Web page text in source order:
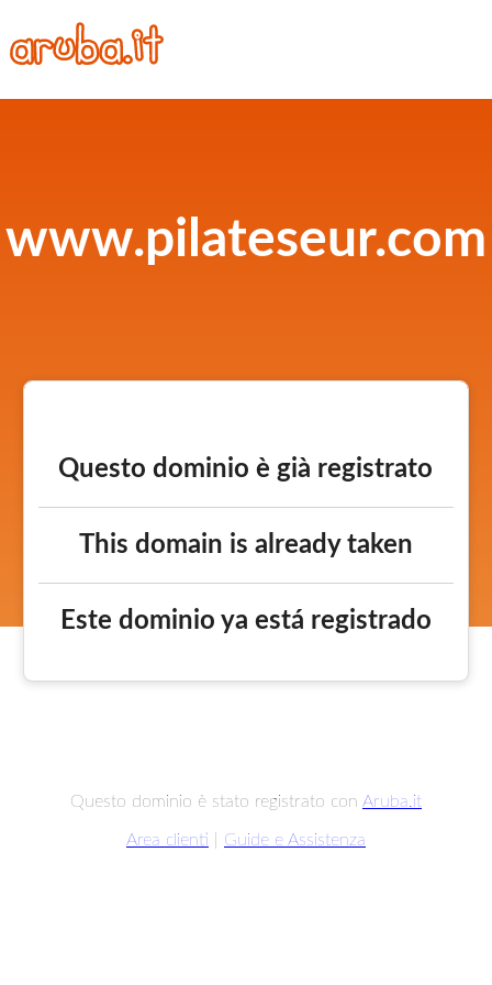
www.pilateseur.com
Questo dominio è già registrato
This domain is already taken
Este dominio ya está registrado
Questo dominio è stato registrato con Aruba.it
Area clienti Guide e Assistenza